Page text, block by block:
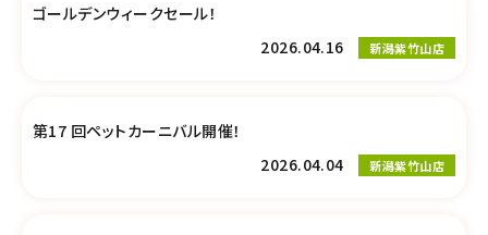
ゴールデンウィークセール！
2026.04.16
新潟紫竹山店
第17 回ペットカーニバル開催！
2026.04.04
新潟紫竹山店